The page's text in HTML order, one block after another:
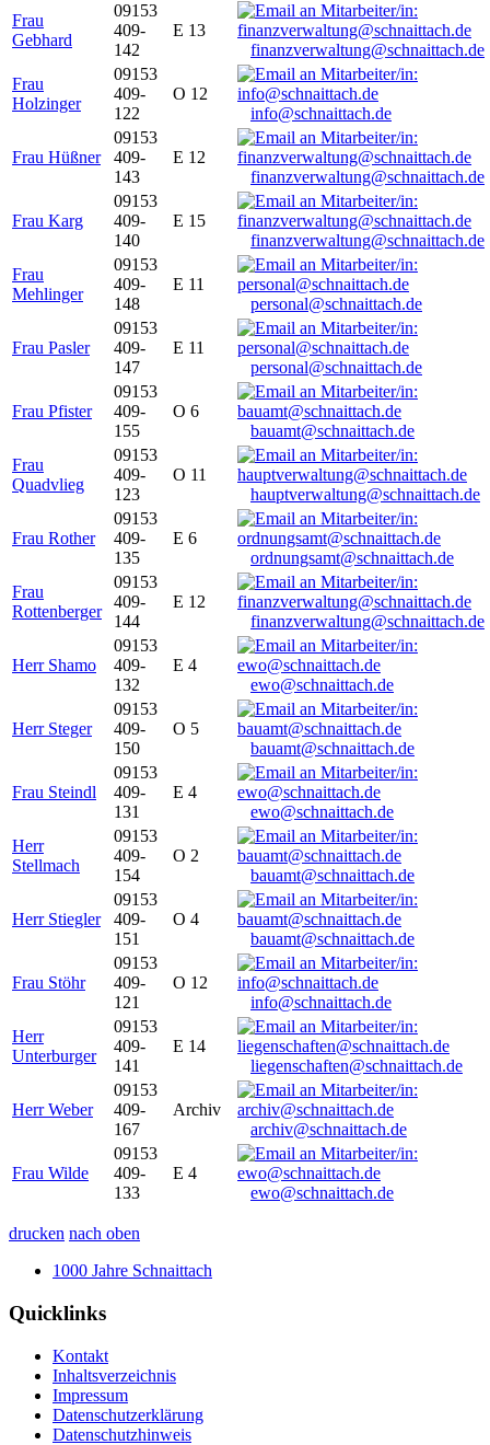
Frau
Gebhard
09153
409-
142
E 13
finanzverwaltung@schnaittach.de
Frau
Holzinger
09153
409-
122
O 12
info@schnaittach.de
Frau Hüßner
09153
409-
143
E 12
finanzverwaltung@schnaittach.de
Frau Karg
09153
409-
140
E 15
finanzverwaltung@schnaittach.de
Frau
Mehlinger
09153
409-
148
E 11
personal@schnaittach.de
Frau Pasler
09153
409-
147
E 11
personal@schnaittach.de
Frau Pfister
09153
409-
155
O 6
bauamt@schnaittach.de
Frau
Quadvlieg
09153
409-
123
O 11
hauptverwaltung@schnaittach.de
Frau Rother
09153
409-
135
E 6
ordnungsamt@schnaittach.de
Frau
Rottenberger
09153
409-
144
E 12
finanzverwaltung@schnaittach.de
Herr Shamo
09153
409-
132
E 4
ewo@schnaittach.de
Herr Steger
09153
409-
150
O 5
bauamt@schnaittach.de
Frau Steindl
09153
409-
131
E 4
ewo@schnaittach.de
Herr
Stellmach
09153
409-
154
O 2
bauamt@schnaittach.de
Herr Stiegler
09153
409-
151
O 4
bauamt@schnaittach.de
Frau Stöhr
09153
409-
121
O 12
info@schnaittach.de
Herr
Unterburger
09153
409-
141
E 14
liegenschaften@schnaittach.de
Herr Weber
09153
409-
167
Archiv
archiv@schnaittach.de
Frau Wilde
09153
409-
133
E 4
ewo@schnaittach.de
drucken nach oben
1000 Jahre Schnaittach
Quicklinks
Kontakt
Inhaltsverzeichnis
Impressum
Datenschutzerklärung
Datenschutzhinweis